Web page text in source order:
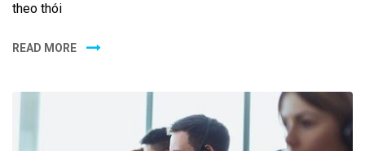
theo thói
READ MORE